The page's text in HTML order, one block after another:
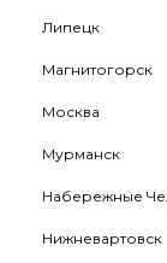
Липецк
Магнитогорск
Москва
Мурманск
Набережные
Нижневартовск